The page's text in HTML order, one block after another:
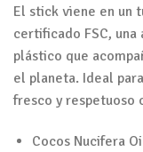
El stick viene en un
certificado FSC,
plástico que
el planeta. Ideal
fresco y respetuoso
Cocos Nucifera